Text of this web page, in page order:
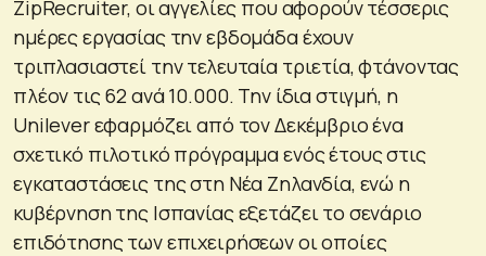
ZipRecruiter, οι αγγελίες που αφορούν τέσσερις
ημέρες εργασίας την εβδομάδα έχουν
τριπλασιαστεί την τελευταία τριετία, φτάνοντας
πλέον τις 62 ανά 10.000. Την ίδια στιγμή, η
Unilever εφαρμόζει από τον Δεκέμβριο ένα
σχετικό πιλοτικό πρόγραμμα ενός έτους στις
εγκαταστάσεις της στη Νέα Ζηλανδία, ενώ η
κυβέρνηση της Ισπανίας εξετάζει το σενάριο
επιδότησης των επιχειρήσεων οι οποίες